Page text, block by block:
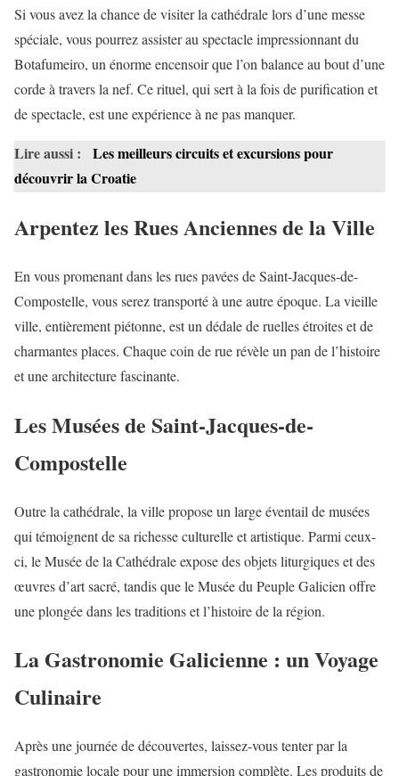
Si vous avez la chance de visiter la cathédrale lors d’une messe
spéciale, vous pourrez assister au spectacle impressionnant du
Botafumeiro, un énorme encensoir que l’on balance au bout d’une
corde à travers la nef. Ce rituel, qui sert à la fois de purification et
de spectacle, est une expérience à ne pas manquer.
Lire aussi :
Les meilleurs circuits et excursions pour
découvrir la Croatie
Arpentez les Rues Anciennes de la Ville
En vous promenant dans les rues pavées de Saint-Jacques-de-
Compostelle, vous serez transporté à une autre époque. La vieille
ville, entièrement piétonne, est un dédale de ruelles étroites et de
charmantes places. Chaque coin de rue révèle un pan de l’histoire
et une architecture fascinante.
Les Musées de Saint-Jacques-de-
Compostelle
Outre la cathédrale, la ville propose un large éventail de musées
qui témoignent de sa richesse culturelle et artistique. Parmi ceux-
ci, le Musée de la Cathédrale expose des objets liturgiques et des
œuvres d’art sacré, tandis que le Musée du Peuple Galicien offre
une plongée dans les traditions et l’histoire de la région.
La Gastronomie Galicienne : un Voyage
Culinaire
Après une journée de découvertes, laissez-vous tenter par la
gastronomie locale pour une immersion complète. Les produits de